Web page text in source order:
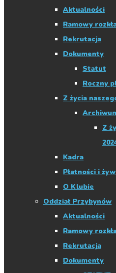
Aktualności
Ramowy
Rekrutacja
Dokumenty
Statut
Roczny
Z życia
Z
Kadra
Płatności i
O Klubie
Oddział Przybynów
Aktualności
Ramowy
Rekrutacja
Dokumenty